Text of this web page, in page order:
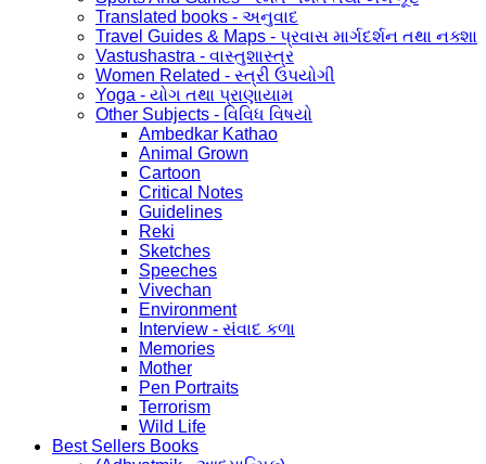
Translated books - અનુવાદ
Travel Guides & Maps - પ્રવાસ માર્ગદર્શન તથા નક્શા
Vastushastra - વાસ્તુશાસ્ત્ર
Women Related - સ્ત્રી ઉપયોગી
Yoga - યોગ તથા પ્રાણાયામ
Other Subjects - વિવિધ વિષયો
Ambedkar Kathao
Animal Grown
Cartoon
Critical Notes
Guidelines
Reki
Sketches
Speeches
Vivechan
Environment
Interview - સંવાદ કળા
Memories
Mother
Pen Portraits
Terrorism
Wild Life
Best Sellers Books